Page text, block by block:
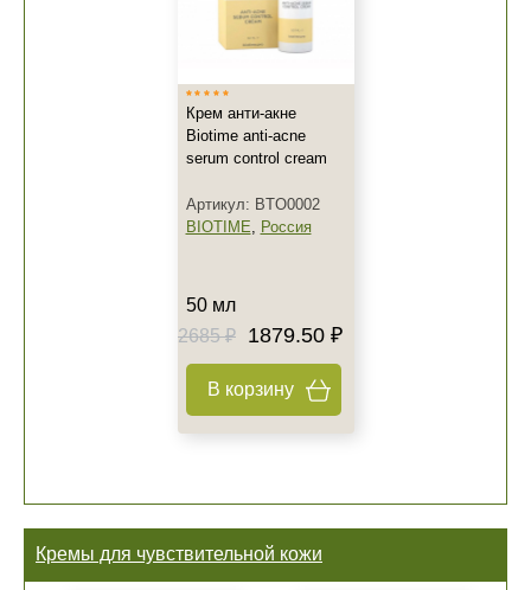
Крем анти-акне
Biotime anti-acne
serum control cream
Артикул: BTO0002
BIOTIME, Россия
50 мл
2685 ₽
1879.50 ₽
В корзину
Кремы для чувствительной кожи